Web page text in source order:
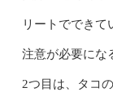
リートでできて
注意が必要にな
2つ目は、タコ